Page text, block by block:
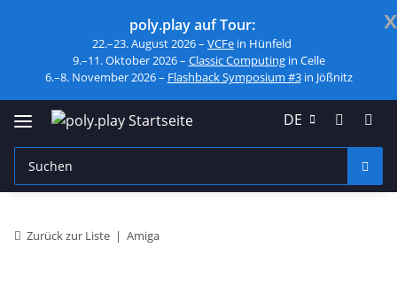
x
poly.play auf Tour:
22.–23. August 2026 – VCFe in Hünfeld
9.–11. Oktober 2026 – Classic Computingin Celle
6.–8. November 2026 – Flashback Symposium #3in Jößnitz
DE
Zurück zur Liste Amiga